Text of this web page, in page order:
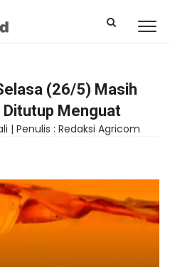
(26/5) Masih
Ditutup Menguat
| Penulis : Redaksi Agricom